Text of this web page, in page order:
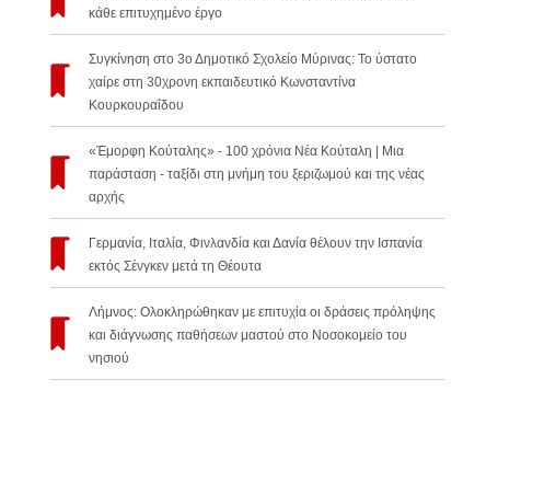
κάθε επιτυχημένο έργο
Συγκίνηση στο 3ο Δημοτικό Σχολείο Μύρινας: Το ύστατο
χαίρε στη 30χρονη εκπαιδευτικό Κωνσταντίνα
Κουρκουραΐδου
«Έμορφη Κούταλης» - 100 χρόνια Νέα Κούταλη | Μια
παράσταση - ταξίδι στη μνήμη του ξεριζωμού και της νέας
αρχής
Γερμανία, Ιταλία, Φινλανδία και Δανία θέλουν την Ισπανία
εκτός Σένγκεν μετά τη Θέουτα
Λήμνος: Ολοκληρώθηκαν με επιτυχία οι δράσεις πρόληψης
και διάγνωσης παθήσεων μαστού στο Νοσοκομείο του
νησιού